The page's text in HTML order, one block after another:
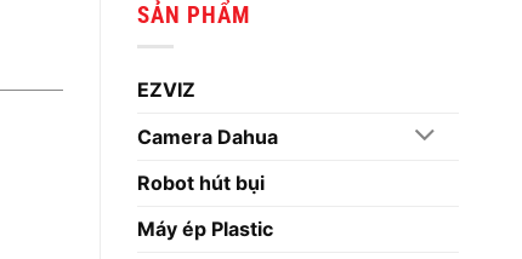
SẢN PHẨM
EZVIZ
Camera Dahua
Robot hút bụi
Máy ép Plastic